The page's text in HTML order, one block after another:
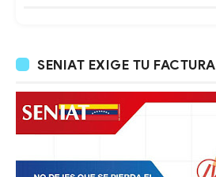
SENIAT EXIGE TU FACTURA